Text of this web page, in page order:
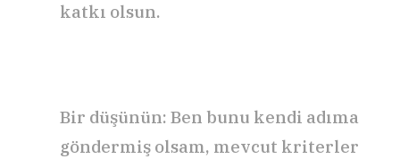
katkı olsun.
Bir düşünün: Ben bunu kendi adıma
göndermiş olsam, mevcut kriterler